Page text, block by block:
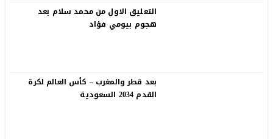
التعليق الاول من محمد سلام بعد
هجوم بيومي فؤاد
بعد قطر والمغرب – كأس العالم لكرة
القدم 2034 السعودية